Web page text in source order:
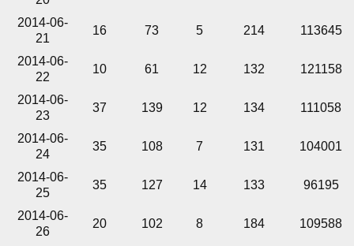
2014-06-
21
16 73 5 214 113645
2014-06-
22
10 61 12 132 121158
2014-06-
23
37 139 12 134 111058
2014-06-
24
35 108 7 131 104001
2014-06-
25
35 127 14 133 96195
2014-06-
26
20 102 8 184 109588